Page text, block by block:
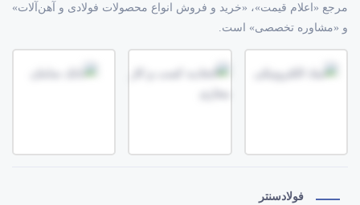
مرجع «اعلام قیمت»، «خرید و فروش انواع محصولات فولادی و آهن‌آلات»
و «مشاوره تخصصی» است.
فولادسنتر